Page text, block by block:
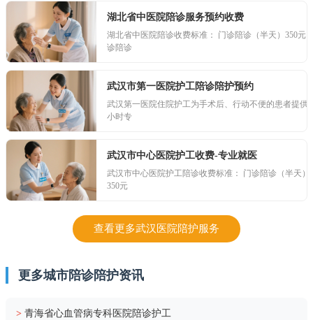
湖北省中医院陪诊服务预约收费
湖北省中医院陪诊收费标准： 门诊陪诊（半天）350元
诊陪诊
武汉市第一医院护工陪诊陪护预约
武汉第一医院住院护工为手术后、行动不便的患者提供
小时专
武汉市中心医院护工收费-专业就医
武汉市中心医院护工陪诊收费标准： 门诊陪诊（半天）
350元
查看更多武汉医院陪护服务
更多城市陪诊陪护资讯
> 青海省心血管病专科医院陪诊护工